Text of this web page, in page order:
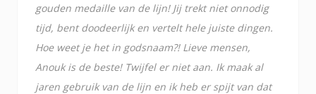
gouden medaille van de lijn! Jij trekt niet onnodig
tijd, bent doodeerlijk en vertelt hele juiste dingen.
Hoe weet je het in godsnaam?! Lieve mensen,
Anouk is de beste! Twijfel er niet aan. Ik maak al
jaren gebruik van de lijn en ik heb er spijt van dat